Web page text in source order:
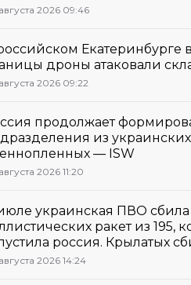
2026 09:46
Екатеринбурге
дроны атаковали
2026 09:22
продолжает
из украинских
— ISW
2026 11:20
украинская ПВО сбила
ракет из 195,
россия. Крылатых
2026 14:24